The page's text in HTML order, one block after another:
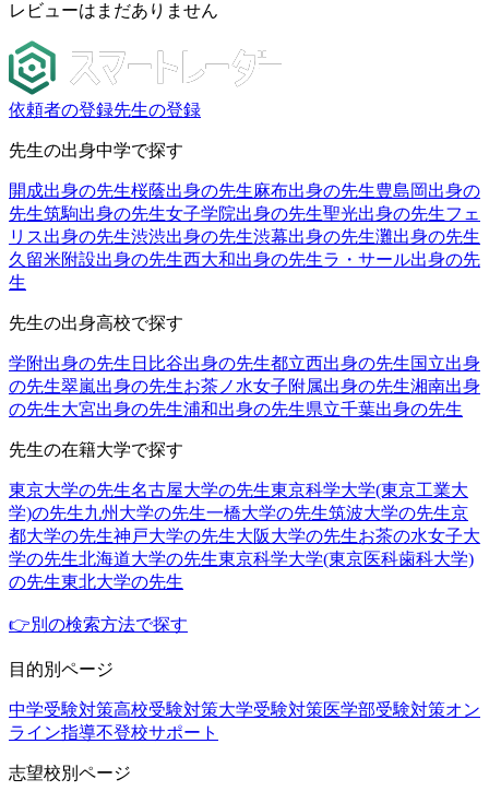
レビューはまだありません
依頼者の登録先生の登録
先生の出身中学で探す
開成出身の先生桜蔭出身の先生麻布出身の先生豊島岡出身の
先生筑駒出身の先生女子学院出身の先生聖光出身の先生フェ
リス出身の先生渋渋出身の先生渋幕出身の先生灘出身の先生
久留米附設出身の先生西大和出身の先生ラ・サール出身の先
生
先生の出身高校で探す
学附出身の先生 日比谷出身の先生都立西出身の先生国立出身
の先生翠嵐出身の先生お茶ノ水女子附属出身の先生湘南出身
の先生大宮出身の先生浦和出身の先生県立千葉出身の先生
先生の在籍大学で探す
東京大学の先生名古屋大学の先生東京科学大学(東京工業大
学)の先生九州大学の先生一橋大学の先生筑波大学の先生京
都大学の先生神戸大学の先生大阪大学の先生お茶の水女子大
学の先生北海道大学の先生東京科学大学(東京医科歯科大学)
の先生東北大学の先生
👉別の検索方法で探す
目的別ページ
中学受験対策高校受験対策大学受験対策医学部受験対策オン
ライン指導不登校サポート
志望校別ページ